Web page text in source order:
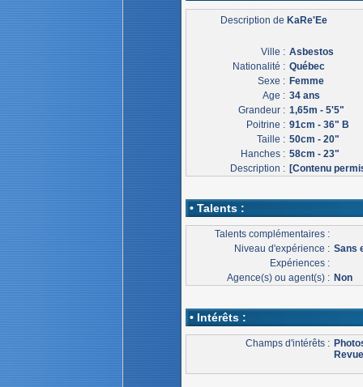
Description deKaRe'Ee
Ville : Asbestos
Nationalité : Québec
Sexe : Femme
Age : 34 ans
Grandeur : 1,65m - 5'5"
Poitrine : 91cm - 36" B
Taille : 50cm - 20"
Hanches : 58cm - 23"
Description : [Contenu
• Talents :
Talents complémentaires :
Niveau d'expérience : Sans
Expériences :
Agence(s) ou agent(s) : Non
• Intérêts :
Champs d'intérêts :